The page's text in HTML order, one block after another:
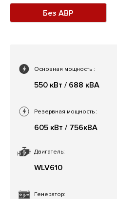
Без АВР
Основная мощность :
550 кВт / 688 кВА
Двигатель:
WLV610
Резервная мощность :
605 кВт / 756кВА
Генератор: